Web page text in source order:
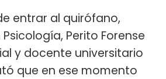
entrar al quirófano,
Perito Forense
y docente universitario
que en ese momento